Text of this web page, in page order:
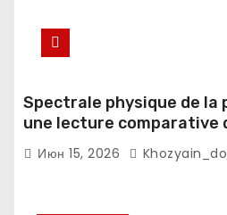
Spectrale physique de
une lecture comparative
numeriques et les
Июн 15, 2026